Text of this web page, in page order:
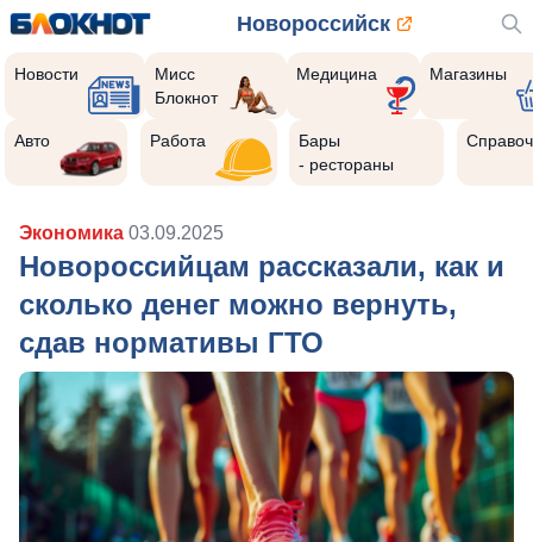
Новороссийск
Новости
Мисс
Блокнот
Медицина Магазины
Авто Работа
Бары
- рестораны
Экономика 03.09.2025
Новороссийцам рассказали, как и
сколько денег можно вернуть,
сдав нормативы ГТО